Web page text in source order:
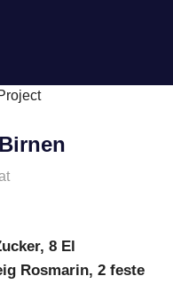
8 El
Rosmarin, 2 feste